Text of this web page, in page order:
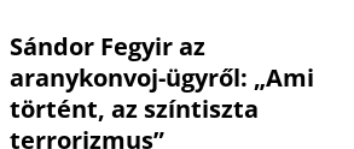
Sándor Fegyir az
aranykonvoj-ügyről: „Ami
történt, az színtiszta
terrorizmus”